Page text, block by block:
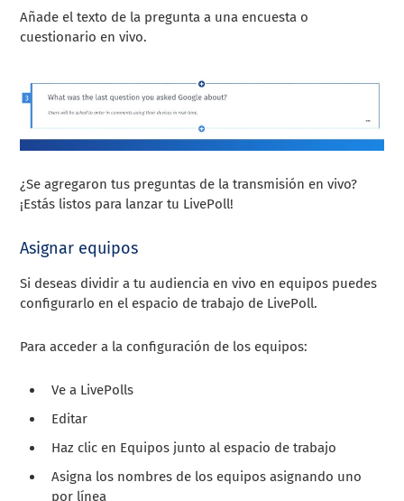
Añade el texto de la pregunta a una encuesta o
cuestionario en vivo.
¿Se agregaron tus preguntas de la transmisión en vivo?
¡Estás listos para lanzar tu LivePoll!
Asignar equipos
Si deseas dividir a tu audiencia en vivo en equipos puedes
configurarlo en el espacio de trabajo de LivePoll.
Para acceder a la configuración de los equipos:
Ve a LivePolls
Editar
Haz clic en Equipos junto al espacio de trabajo
Asigna los nombres de los equipos asignando uno
por línea